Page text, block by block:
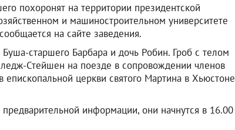
похоронят на территории президентской
и машиностроительном университете
на сайте заведения.
старшего Барбара и дочь Робин. Гроб с телом
Стейшен на поезде в сопровождении членов
церкви святого Мартина в Хьюстоне
информации, они начнутся в 16.00